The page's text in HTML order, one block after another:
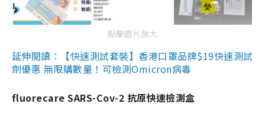
點擊圖片放大
延伸閱讀：【快速測試套裝】香港口罩品牌$19快速測試
劑優惠 無限購數量！可檢測Omicron病毒
fluorecare SARS-Cov-2 抗原快速檢測盒